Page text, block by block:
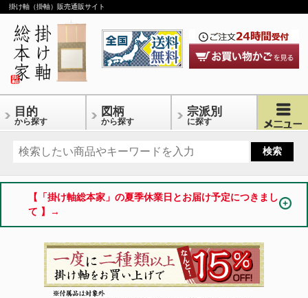
掛け軸（掛軸）販売通販サイト
目的
から探す
図柄
から探す
宗派別
に探す
【「掛け軸総本家」の夏季休業日とお届け予定につきまし
て 】→